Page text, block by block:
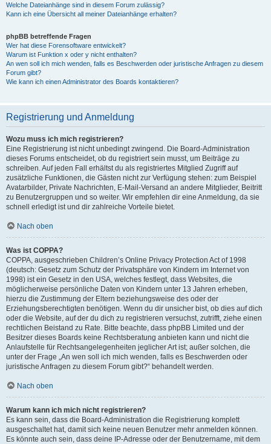
Welche Dateianhänge sind in diesem Forum zulässig?
Kann ich eine Übersicht all meiner Dateianhänge erhalten?
phpBB betreffende Fragen
Wer hat diese Forensoftware entwickelt?
Warum ist Funktion x oder y nicht enthalten?
An wen soll ich mich wenden, falls es Beschwerden oder juristische Anfragen zu diesem
Forum gibt?
Wie kann ich einen Administrator des Boards kontaktieren?
Registrierung und Anmeldung
Wozu muss ich mich registrieren?
Eine Registrierung ist nicht unbedingt zwingend. Die Board-Administration
dieses Forums entscheidet, ob du registriert sein musst, um Beiträge zu
schreiben. Auf jeden Fall erhältst du als registriertes Mitglied Zugriff auf
zusätzliche Funktionen, die Gästen nicht zur Verfügung stehen: zum Beispiel
Avatarbilder, Private Nachrichten, E-Mail-Versand an andere Mitglieder, Beitritt
zu Benutzergruppen und so weiter. Wir empfehlen dir eine Anmeldung, da sie
schnell erledigt ist und dir zahlreiche Vorteile bietet.
Nach oben
Was ist COPPA?
COPPA, ausgeschrieben Children’s Online Privacy Protection Act of 1998
(deutsch: Gesetz zum Schutz der Privatsphäre von Kindern im Internet von
1998) ist ein Gesetz in den USA, welches festlegt, dass Websites, die
möglicherweise persönliche Daten von Kindern unter 13 Jahren erheben,
hierzu die Zustimmung der Eltern beziehungsweise des oder der
Erziehungsberechtigten benötigen. Wenn du dir unsicher bist, ob dies auf dich
oder die Website, auf der du dich zu registrieren versuchst, zutrifft, ziehe einen
rechtlichen Beistand zu Rate. Bitte beachte, dass phpBB Limited und der
Besitzer dieses Boards keine Rechtsberatung anbieten kann und nicht die
Anlaufstelle für Rechtsangelegenheiten jeglicher Art ist; außer solchen, die
unter der Frage „An wen soll ich mich wenden, falls es Beschwerden oder
juristische Anfragen zu diesem Forum gibt?“ behandelt werden.
Nach oben
Warum kann ich mich nicht registrieren?
Es kann sein, dass die Board-Administration die Registrierung komplett
ausgeschaltet hat, damit sich keine neuen Benutzer mehr anmelden können.
Es könnte auch sein, dass deine IP-Adresse oder der Benutzername, mit dem